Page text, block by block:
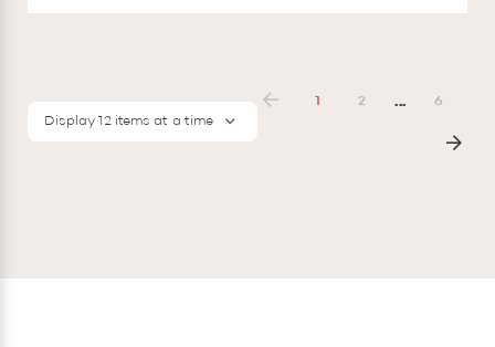
Display 12 items at a time
1 2 ... 6